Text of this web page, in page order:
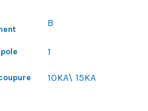
B
1
10KA\ 15KA